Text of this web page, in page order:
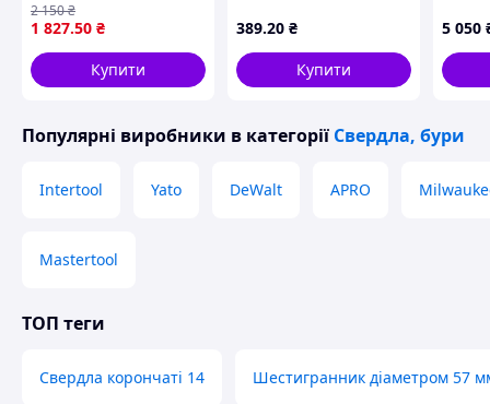
28 мм) l=280/154 мм
матеріал леза YG9 Yato
YT-419840
1 827.50 ₴
2 150₴
Купити
(00000051866)
389.20 ₴
Купити
5 050
Популярні виробники в категорії Свердла, бури
Intertool Yato DeWalt APRO
Mastertool
ТОП теги
Свердла корончаті 14 Шестигранник діаметром 57